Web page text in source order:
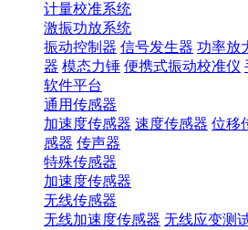
计量校准系统
激振功放系统
振动控制器 信号发生器 功率放
器 模态力锤 便携式振动校准仪
软件平台
通用传感器
加速度传感器 速度传感器 位移
感器 传声器
特殊传感器
加速度传感器
无线传感器
无线加速度传感器 无线应变测